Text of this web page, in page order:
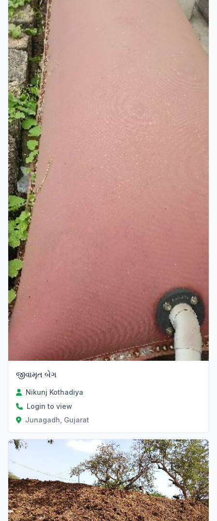
જીવામૃત બેગ
Nikunj Kothadiya
Login to view
Junagadh, Gujarat